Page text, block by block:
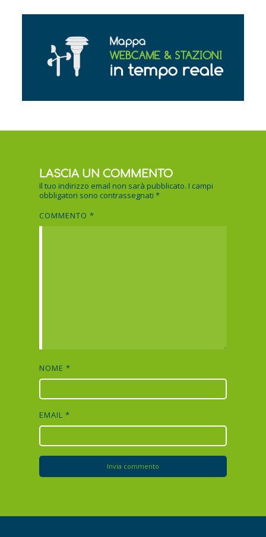
LASCIA UN COMMENTO
Il tuo indirizzo email non sarà pubblicato. I campi
obbligatori sono contrassegnati*
COMMENTO*
NOME*
EMAIL*